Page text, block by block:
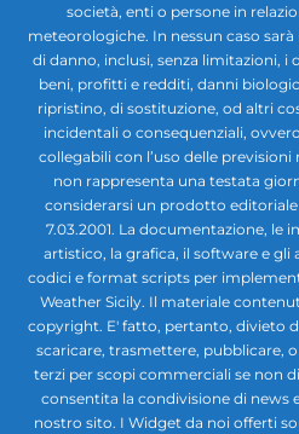
società, enti o persone in
meteorologiche. In nessun caso
di danno, inclusi, senza limitazioni, i
beni, profitti e redditi, danni
ripristino, di sostituzione, od altri
incidentali o consequenziali,
collegabili con l’uso delle
non rappresenta una testata
considerarsi un prodotto editoriale
7.03.2001. La documentazione, le
artistico, la grafica, il software e
codici e format scripts per
Weather Sicily. Il materiale
copyright. E' fatto, pertanto, divieto
scaricare, trasmettere, pubblicare,
terzi per scopi commerciali se non
consentita la condivisione di news
nostro sito. I Widget da noi offerti